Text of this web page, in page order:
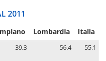
2011
Lombardia Italia
39.3 56.4 55.1